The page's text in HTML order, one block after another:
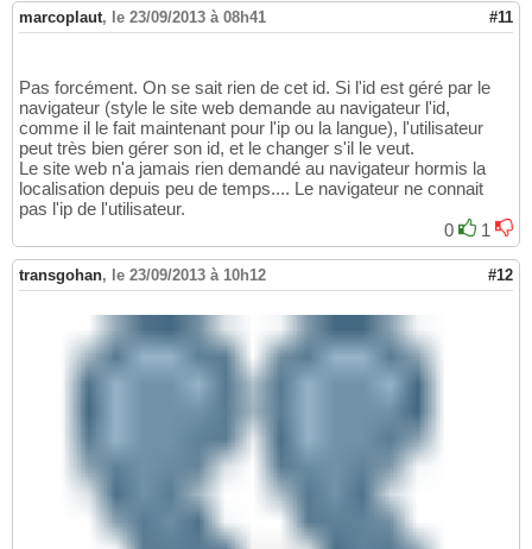
marcoplaut, le 23/09/2013 à 08h41 #11
Pas forcément. On se sait rien de cet id. Si l'id est géré par le
navigateur (style le site web demande au navigateur l'id,
comme il le fait maintenant pour l'ip ou la langue), l'utilisateur
peut très bien gérer son id, et le changer s'il le veut.
Le site web n'a jamais rien demandé au navigateur hormis la
localisation depuis peu de temps.... Le navigateur ne connait
pas l'ip de l'utilisateur.
0
1
transgohan, le 23/09/2013 à 10h12 #12